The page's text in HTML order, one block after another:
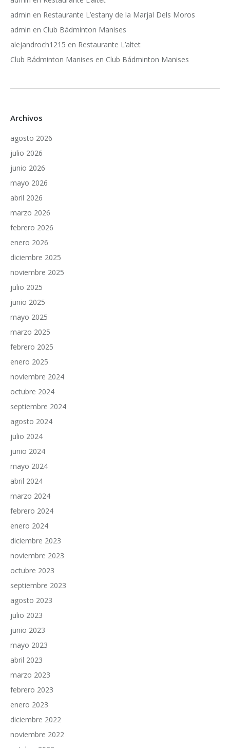
admin en Restaurante L’estany de la Marjal Dels Moros
admin en Club Bádminton Manises
alejandroch1215 en Restaurante L’altet
Club Bádminton Manises en Club Bádminton Manises
Archivos
agosto 2026
julio 2026
junio 2026
mayo 2026
abril 2026
marzo 2026
febrero 2026
enero 2026
diciembre 2025
noviembre 2025
julio 2025
junio 2025
mayo 2025
marzo 2025
febrero 2025
enero 2025
noviembre 2024
octubre 2024
septiembre 2024
agosto 2024
julio 2024
junio 2024
mayo 2024
abril 2024
marzo 2024
febrero 2024
enero 2024
diciembre 2023
noviembre 2023
octubre 2023
septiembre 2023
agosto 2023
julio 2023
junio 2023
mayo 2023
abril 2023
marzo 2023
febrero 2023
enero 2023
diciembre 2022
noviembre 2022